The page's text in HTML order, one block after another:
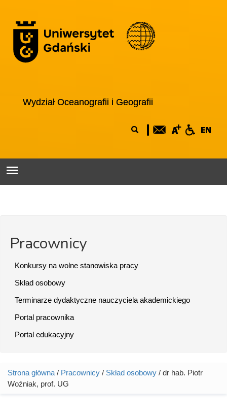
Wydział Oceanografii i Geografii
wyszukiwania
Pracownicy
Konkursy na wolne stanowiska pracy
Skład osobowy
Terminarze dydaktyczne nauczyciela akademickiego
Portal pracownika
Portal edukacyjny
Jesteś tutaj
Strona główna / Pracownicy / Skład osobowy / dr hab. Piotr
Woźniak, prof. UG